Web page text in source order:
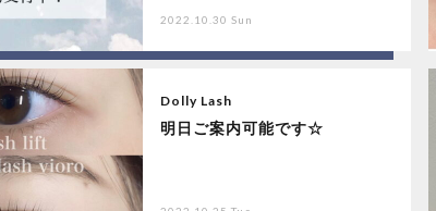
2022.10.30 Sun
Dolly Lash
明日ご案内可能です☆